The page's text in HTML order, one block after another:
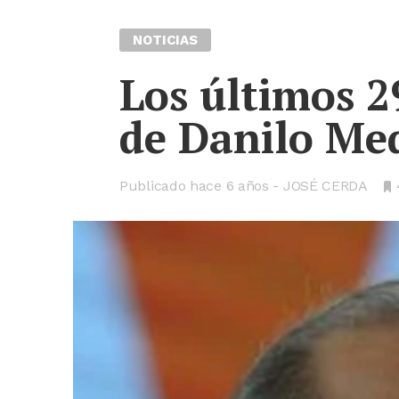
NOTICIAS
Los últimos
de Danilo
Publicado hace 6 años JOSÉ CERDA